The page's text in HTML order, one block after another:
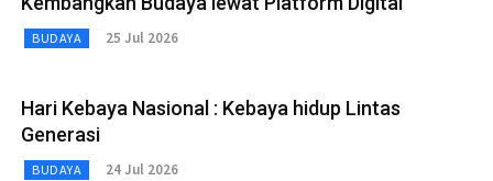
BUDAYA 25 Jul 2026
Hari Kebaya Nasional : Kebaya hidup Lintas
Generasi
BUDAYA 24 Jul 2026